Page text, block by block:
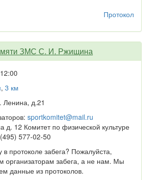
Протокол
ЗМС С. И. Ржищина
, 3 км
Ленина, д.21
sportkomitet@mail.ru
д. 12 Комитет по физической культуре
577-02-50
протоколе забега? Пожалуйста,
организаторам забега, а не нам. Мы
данные из протоколов.